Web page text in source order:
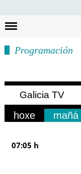
Programación
Galicia TV
Europa
hoxe mañá
07:05 h